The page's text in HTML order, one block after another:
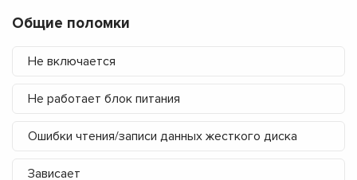
Общие поломки
Не включается
Не работает блок питания
Ошибки чтения/записи данных жесткого диска
Зависает